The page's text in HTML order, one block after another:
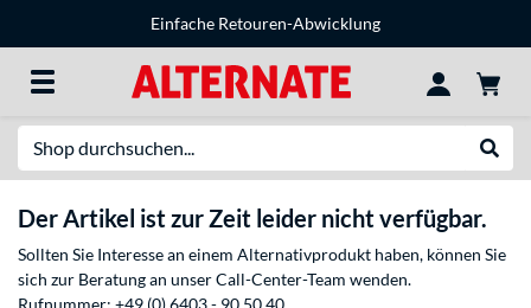
Einfache Retouren-Abwicklung
Der Artikel ist zur Zeit leider nicht verfügbar.
Sollten Sie Interesse an einem Alternativprodukt haben, können Sie
sich zur Beratung an unser Call-Center-Team wenden.
Rufnummer: +49 (0) 6403 - 90 50 40